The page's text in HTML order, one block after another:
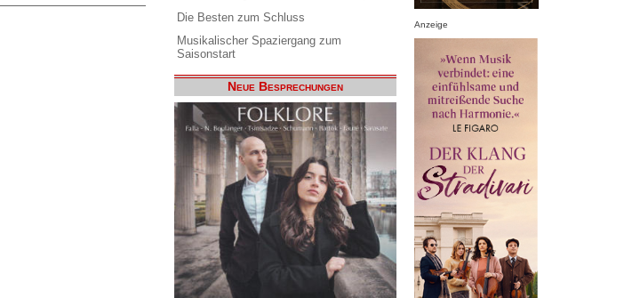
Die Besten zum Schluss
Musikalischer Spaziergang zum
Saisonstart
Neue Besprechungen
Anzeige